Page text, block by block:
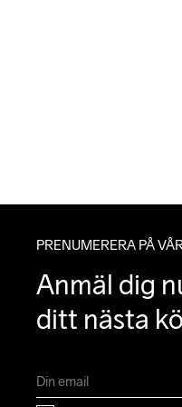
PRENUMERERA PÅ
Anmäl dig
ditt nästa